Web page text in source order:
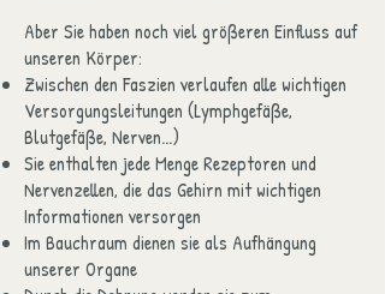
Aber Sie haben noch viel größeren Einfluss auf
unseren Körper:
Zwischen den Faszien verlaufen alle wichtigen
Versorgungsleitungen (Lymphgefäße,
Blutgefäße, Nerven...)
Sie enthalten jede Menge Rezeptoren und
Nervenzellen, die das Gehirn mit wichtigen
Informationen versorgen
Im Bauchraum dienen sie als Aufhängung
unserer Organe